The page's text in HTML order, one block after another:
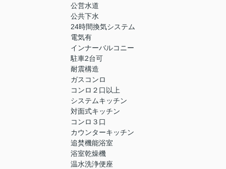
公営水道
公共下水
24時間換気システム
電気有
インナーバルコニー
駐車2台可
耐震構造
ガスコンロ
コンロ２口以上
システムキッチン
対面式キッチン
コンロ３口
カウンターキッチン
追焚機能浴室
浴室乾燥機
温水洗浄便座